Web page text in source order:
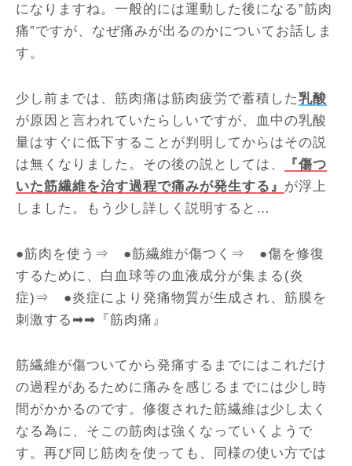
になりますね。一般的には運動した後になる”筋肉
痛”ですが、なぜ痛みが出るのかについてお話しま
す。
少し前までは、筋肉痛は筋肉疲労で蓄積した乳酸
が原因と言われていたらしいですが、血中の乳酸
量はすぐに低下することが判明してからはその説
は無くなりました。その後の説としては、
『傷つ
いた筋繊維を治す過程で痛みが発生する』 が浮上
しました。もう少し詳しく説明すると…
●筋肉を使う⇒ ●筋繊維が傷つく⇒ ●傷を修復
するために、白血球等の血液成分が集まる(炎
症)⇒ ●炎症により発痛物質が生成され、筋膜を
刺激する➡➡『筋肉痛』
筋繊維が傷ついてから発痛するまでにはこれだけ
の過程があるために痛みを感じるまでには少し時
間がかかるのです。修復された筋繊維は少し太く
なる為に、そこの筋肉は強くなっていくようで
す。再び同じ筋肉を使っても、同様の使い方では